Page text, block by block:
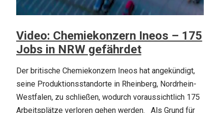
Video: Chemiekonzern Ineos – 175
Jobs in NRW gefährdet
Der britische Chemiekonzern Ineos hat angekündigt,
seine Produktionsstandorte in Rheinberg, Nordrhein-
Westfalen, zu schließen, wodurch voraussichtlich 175
Arbeitsplätze verloren gehen werden. Als Grund für